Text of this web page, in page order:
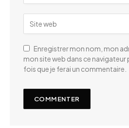
Enregistrer mon nom, mon
mon site web dans ce navigateur
fois que je ferai un commentaire.